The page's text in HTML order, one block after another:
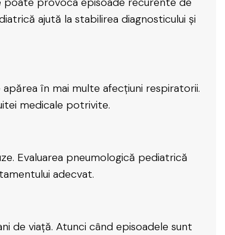
ajută la stabilirea diagnosticului și
în mai multe afecțiuni respiratorii.
medicale potrivite.
Evaluarea pneumologică pediatrică
adecvat.
de viață. Atunci când episoadele sunt